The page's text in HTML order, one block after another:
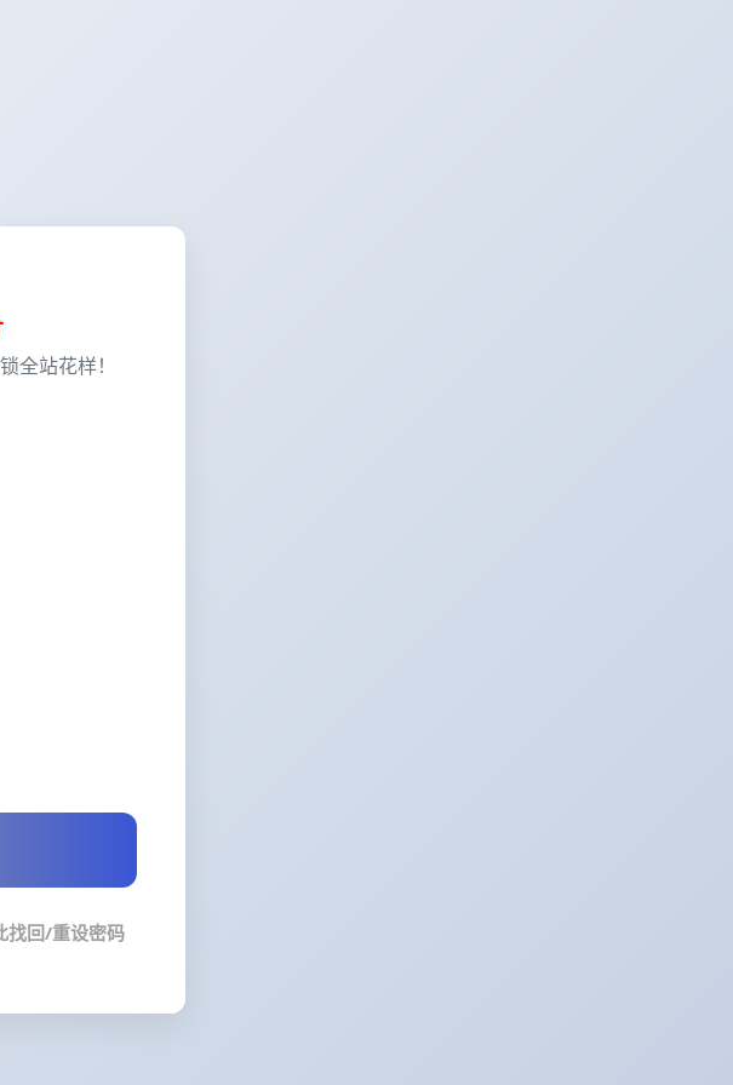
全站花样！
找回/重设密码